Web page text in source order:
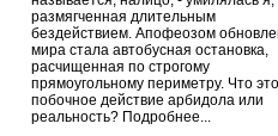
размягченная длительным
бездействием. Апофеозом
мира стала автобусная остановка,
расчищенная по строгому
прямоугольному периметру. Что
побочное действие арбидола или
реальность? Подробнее...